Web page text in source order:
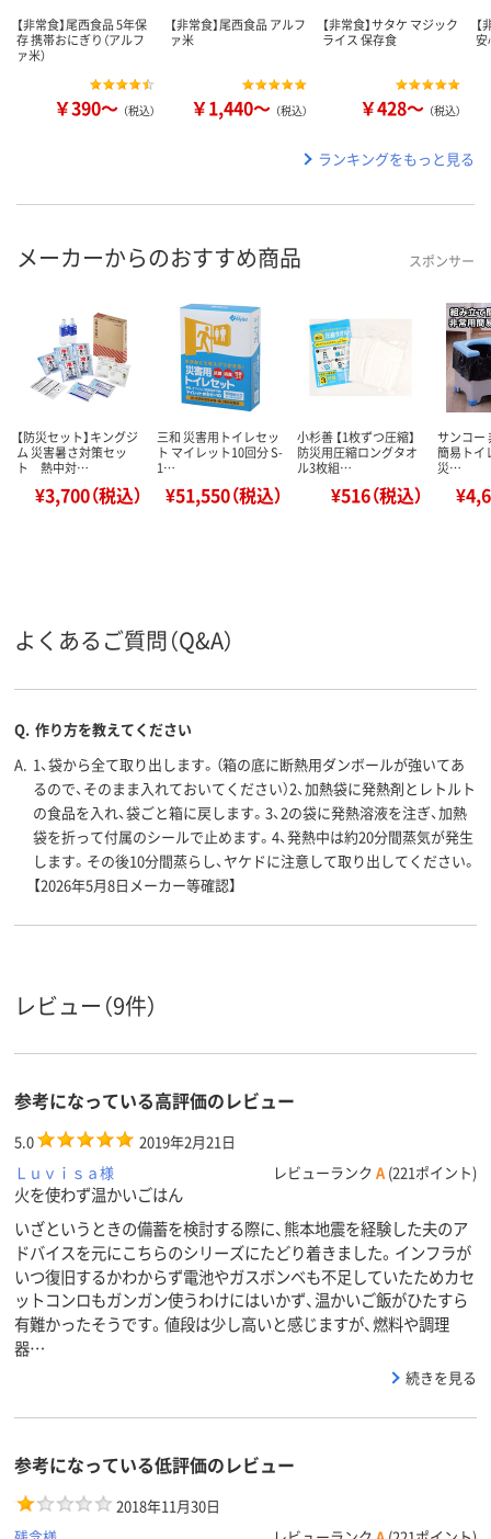
【非常食】尾西食品 5年保
存 携帯おにぎり（アルフ
ァ米）
￥390～ （税込）
【非常食】尾西食品 アルフ
ァ米
￥1,440～ （税込）
【非常食】サタケ マジック
ライス 保存食
￥428～ （税込）
安
ランキングをもっと見る
メーカーからのおすすめ商品 スポンサー
【防災セット】キングジ
ム 災害暑さ対策セッ
ト 熱中対…
¥3,700（税込）
三和 災害用トイレセッ
ト マイレット10回分 S-
1…
¥51,550（税込）
小杉善 【1枚ずつ圧縮】
防災用圧縮ロングタオ
ル3枚組…
¥516（税込）
サンコー
簡易トイ
災…
よくあるご質問（Q&A）
Q. 作り方を教えてください
A. 1、袋から全て取り出します。（箱の底に断熱用ダンボールが強いてあ
るので、そのまま入れておいてください）2、加熱袋に発熱剤とレトルト
の食品を入れ、袋ごと箱に戻します。3、2の袋に発熱溶液を注ぎ、加熱
袋を折って付属のシールで止めます。4、発熱中は約20分間蒸気が発生
します。その後10分間蒸らし、ヤケドに注意して取り出してください。
【2026年5月8日メーカー等確認】
レビュー（9件）
参考になっている高評価のレビュー
5.0
2019年2月21日
Ｌｕｖｉｓａ様
レビューランク A (221ポイント)
火を使わず温かいごはん
いざというときの備蓄を検討する際に、熊本地震を経験した夫のア
ドバイスを元にこちらのシリーズにたどり着きました。インフラが
いつ復旧するかわからず電池やガスボンベも不足していたためカセ
ットコンロもガンガン使うわけにはいかず、温かいご飯がひたすら
有難かったそうです。値段は少し高いと感じますが、燃料や調理
器…
続きを見る
参考になっている低評価のレビュー
2018年11月30日